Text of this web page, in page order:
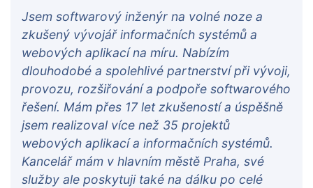
Jsem softwarový inženýr na volné noze a
zkušený vývojář informačních systémů a
webových aplikací na míru. Nabízím
dlouhodobé a spolehlivé partnerství při vývoji,
provozu, rozšiřování a podpoře softwarového
řešení. Mám přes 17 let zkušeností a úspěšně
jsem realizoval více než 35 projektů
webových aplikací a informačních systémů.
Kancelář mám v hlavním městě Praha, své
služby ale poskytuji také na dálku po celé